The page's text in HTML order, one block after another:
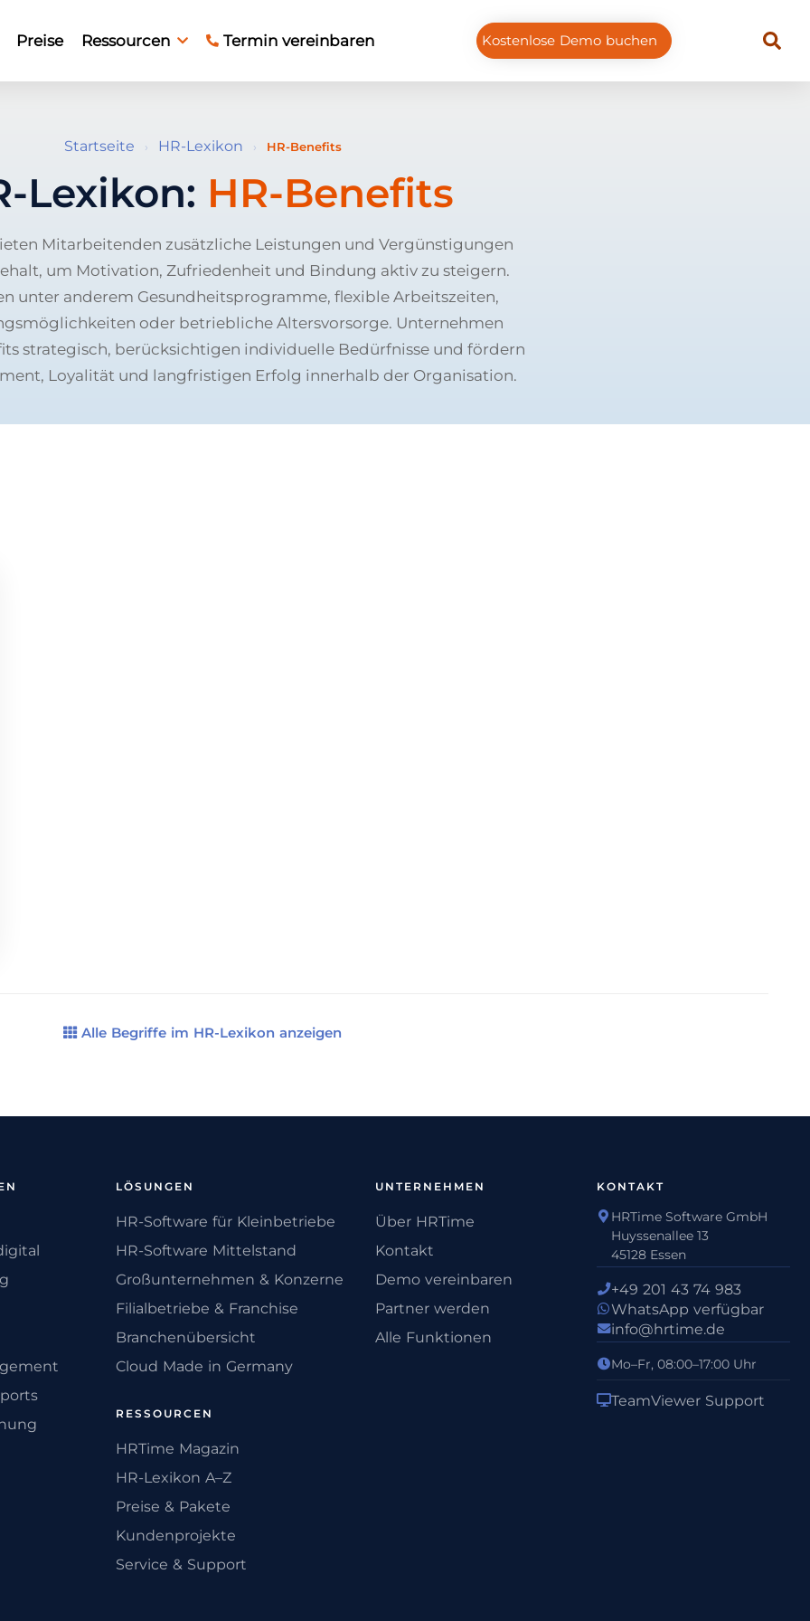
Preise Ressourcen Termin vereinbaren Kostenlose Demo buchen
Startseite › HR-Lexikon › HR-Benefits
Lexikon: HR-Benefits
Mitarbeitenden zusätzliche Leistungen und Vergünstigungen
um Motivation, Zufriedenheit und Bindung aktiv zu steigern.
unter anderem Gesundheitsprogramme, flexible Arbeitszeiten,
oder betriebliche Altersvorsorge. Unternehmen
strategisch, berücksichtigen individuelle Bedürfnisse und fördern
Loyalität und langfristigen Erfolg innerhalb der Organisation.
Alle Begriffe im HR-Lexikon anzeigen
LÖSUNGEN
HR-Software für Kleinbetriebe
HR-Software Mittelstand
Großunternehmen & Konzerne
Filialbetriebe & Franchise
Branchenübersicht
Cloud Made in Germany
RESSOURCEN
HRTime Magazin
HR-Lexikon A–Z
Preise & Pakete
Kundenprojekte
Service & Support
UNTERNEHMEN
Über HRTime
Kontakt
Demo vereinbaren
Partner werden
Alle Funktionen
KONTAKT
HRTime Software GmbH
Huyssenallee 13
45128 Essen
+49 201 43 74 983
WhatsApp verfügbar
info@hrtime.de
Mo–Fr, 08:00–17:00 Uhr
TeamViewer Support